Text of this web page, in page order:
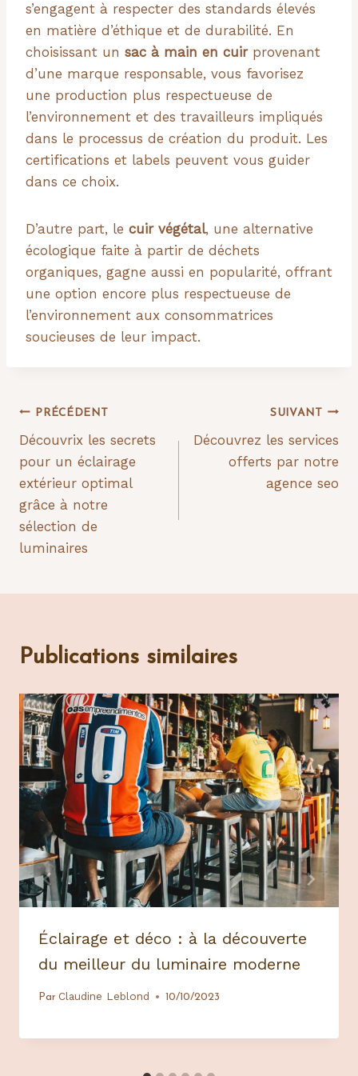
s’engagent à respecter des standards élevés
en matière d’éthique et de durabilité. En
choisissant un sac à main en cuirprovenant
d’une marque responsable, vous favorisez
une production plus respectueuse de
l’environnement et des travailleurs impliqués
dans le processus de création du produit. Les
certifications et labels peuvent vous guider
dans ce choix.
D’autre part, le cuir végétal, une alternative
écologique faite à partir de déchets
organiques, gagne aussi en popularité, offrant
une option encore plus respectueuse de
l’environnement aux consommatrices
soucieuses de leur impact.
Navigation
de
l’article
PRÉCÉDENT
Découvrix les secrets
pour un éclairage
extérieur optimal
grâce à notre
sélection de
luminaires
SUIVANT
Découvrez les services
offerts par notre
agence seo
Publications similaires
Éclairage et déco : à la découverte
du meilleur du luminaire moderne
Par Claudine Leblond 10/10/2023